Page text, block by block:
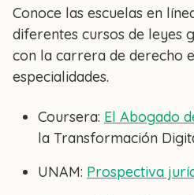
Conoce las escuelas en
diferentes cursos de leyes
con la carrera de derecho
especialidades.
Coursera: El Abogado
la Transformación
UNAM: Prospectiva